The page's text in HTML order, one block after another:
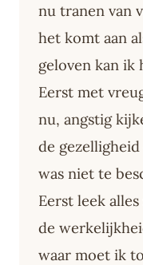
nu tranen van
het komt aan
geloven kan ik
Eerst met
nu, angstig
de
was niet te
Eerst leek
de
waar moet ik